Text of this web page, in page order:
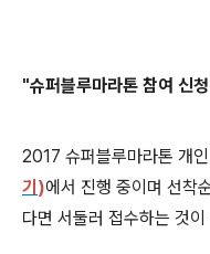
"슈퍼블루마라톤 참여 신
2017 슈퍼블루마라톤 개
기 )에서 진행 중이며 선착
다면 서둘러 접수하는 것